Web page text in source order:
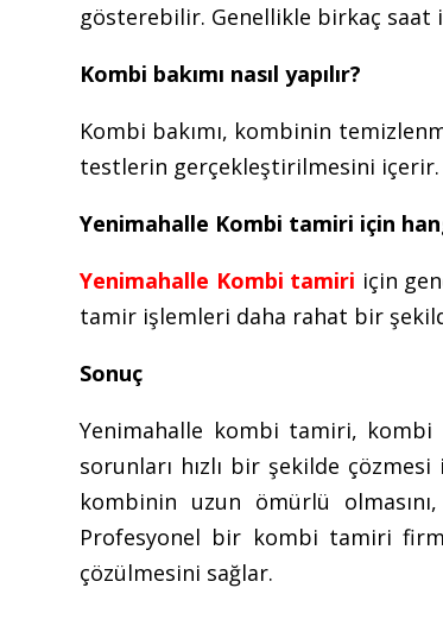
gösterebilir. Genellikle birkaç
Kombi bakımı nasıl yapılır?
Kombi bakımı, kombinin
testlerin gerçekleştirilmesini içerir.
Yenimahalle Kombi tamiri için
Yenimahalle Kombi tamiri için
tamir işlemleri daha rahat bir
Sonuç
Yenimahalle kombi tamiri, kombi
sorunları hızlı bir şekilde
kombinin uzun ömürlü
Profesyonel bir kombi tamiri
çözülmesini sağlar.